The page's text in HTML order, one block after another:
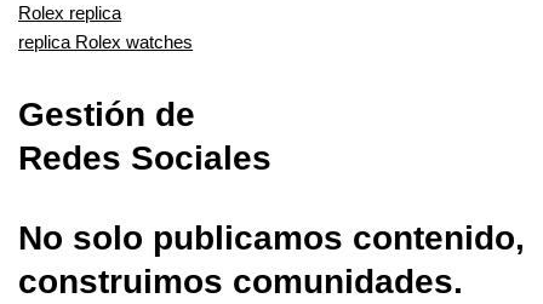
Rolex replica
replica Rolex watches
Gestión de
Redes Sociales
No solo publicamos contenido,
construimos comunidades.